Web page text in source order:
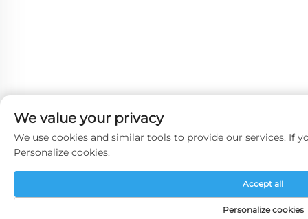
We value your privacy
We use cookies and similar tools to provide our services. If
Personalize cookies.
Personalize cookies
Accept all